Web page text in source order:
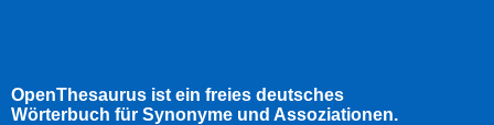
OpenThesaurus ist ein freies deutsches
Wörterbuch für Synonyme und Assoziationen.